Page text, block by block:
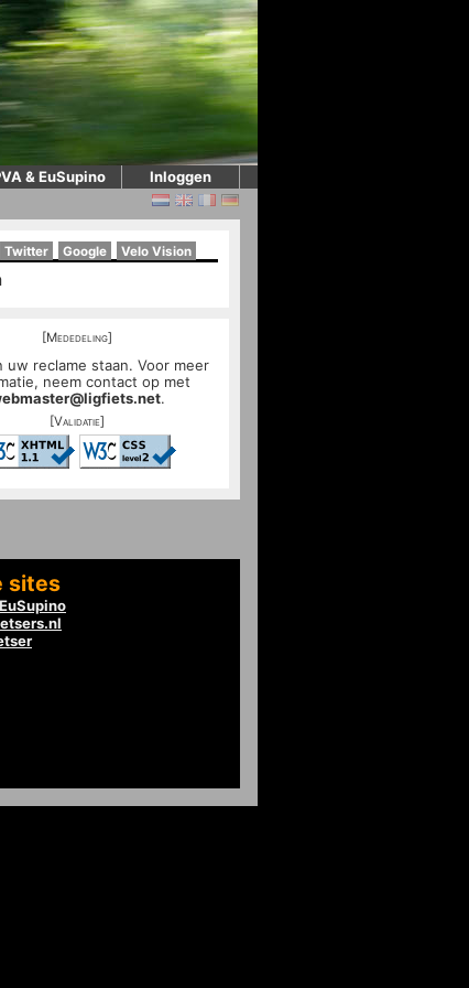
& EuSupino Inloggen
Twitter Google Velo Vision
[Mededeling]
uw reclame staan. Voor meer
neem contact op met
.
[Validatie]
sites